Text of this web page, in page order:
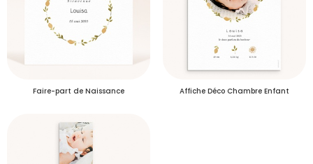
Délais de livraison des échantillons
Faire-part de Naissance Affiche Déco Chambre Enfant